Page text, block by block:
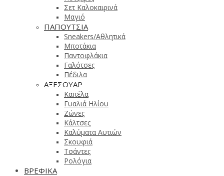
Σετ Καλοκαιρινά
Μαγιό
ΠΑΠΟΥΤΣΙΑ
Sneakers/Αθλητικά
Μποτάκια
Παντοφλάκια
Γαλότσες
Πέδιλα
ΑΞΕΣΟΥΑΡ
Καπέλα
Γυαλιά Ηλίου
Ζώνες
Κάλτσες
Καλύματα Αυτιών
Σκουφιά
Τσάντες
Ρολόγια
ΒΡΕΦΙΚΑ